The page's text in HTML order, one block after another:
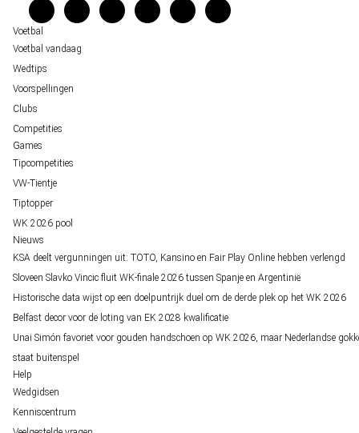
Verantwoord wedden
Over ons
Voetbal
Voetbal vandaag
Wedtips
Voorspellingen
Clubs
Competities
Games
Tipcompetities
VW-Tientje
Tiptopper
WK 2026 pool
Nieuws
KSA deelt vergunningen uit: TOTO, Kansino en Fair Play Online hebben verlengd
Sloveen Slavko Vincic fluit WK-finale 2026 tussen Spanje en Argentinië
Historische data wijst op een doelpuntrijk duel om de derde plek op het WK 2026
Belfast decor voor de loting van EK 2028 kwalificatie
Unai Simón favoriet voor gouden handschoen op WK 2026, maar Nederlandse
staat buitenspel
Help
Wedgidsen
Kenniscentrum